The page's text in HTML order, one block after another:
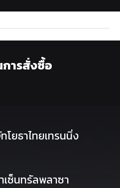
ารสั่งซื้อ
ยธาไทยเทรนนิ่ง
เซ็นทรัลพลาซา